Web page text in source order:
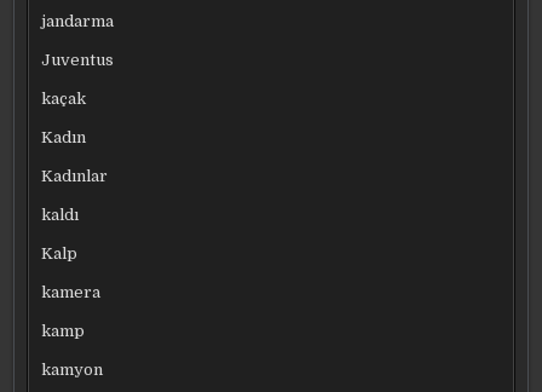
jandarma
Juventus
kaçak
Kadın
Kadınlar
kaldı
Kalp
kamera
kamp
kamyon